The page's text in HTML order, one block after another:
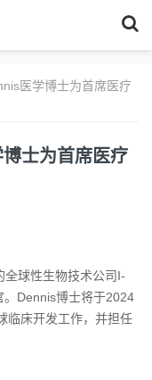
医学博士为首席医疗
士为首席医疗
球性生物技术公司I-
。Dennis博士将于2024
临床开发工作，并担任